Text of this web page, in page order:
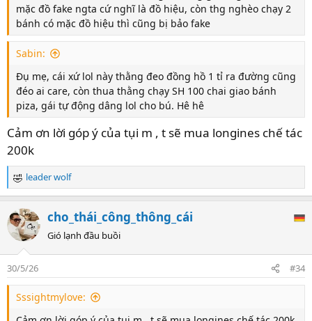
mặc đồ fake ngta cứ nghĩ là đồ hiệu, còn thg nghèo chạy 2
bánh có mặc đồ hiệu thì cũng bị bảo fake
Sabin:
Đụ mẹ, cái xứ lol này thằng đeo đồng hồ 1 tỉ ra đường cũng
đéo ai care, còn thua thằng chạy SH 100 chai giao bánh
piza, gái tự động dâng lol cho bú. Hê hê
Cảm ơn lời góp ý của tụi m , t sẽ mua longines chế tác
200k
R
e
a
c
t
n
s
leader wolf
cho_thái_công_thông_cái
Gió lạnh đầu buồi
30/5/26 #34
Sssightmylove: